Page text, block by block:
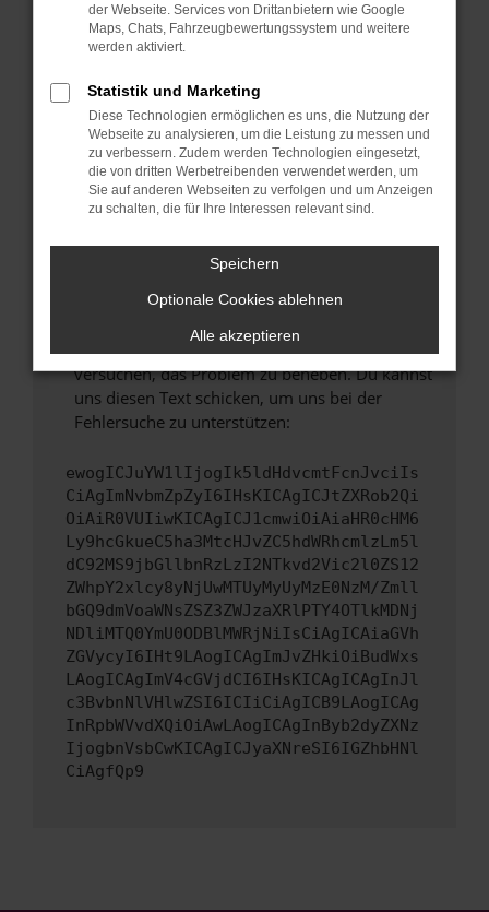
Fenster?
Starte dein Gerät neu.
Probleme zu beheben.
Stelle sicher, dass dein Browser und dein
Betriebssystem auf dem neuesten Stand
sind.
Veraltete Software birgt nicht nur ein
Sicherheitsrisiko, sondern kann auch dazu
führen, dass bestimmte Funktionen nicht mehr
unterstützt werden.
Wende dich an den Webseitenbetreiber.
Wenn du alle oben genannten Schritte versucht
hast, kontaktiere uns bitte. Wir werden
versuchen, das Problem zu beheben. Du kannst
uns diesen Text schicken, um uns bei der
Fehlersuche zu unterstützen:
ewogICJuYW1lIjogIk5ldHdvcmtFcnJvciIs
CiAgImNvbmZpZyI6IHsKICAgICJtZXRob2Qi
OiAiR0VUIiwKICAgICJ1cmwiOiAiaHR0cHM6
Ly9hcGkueC5ha3MtcHJvZC5hdWRhcmlzLm5l
dC92MS9jbGllbnRzLzI2NTkvd2Vic2l0ZS12
ZWhpY2xlcy8yNjUwMTUyMyUyMzE0NzM/Zmll
bGQ9dmVoaWNsZSZ3ZWJzaXRlPTY4OTlkMDNj
NDliMTQ0YmU0ODBlMWRjNiIsCiAgICAiaGVh
ZGVycyI6IHt9LAogICAgImJvZHkiOiBudWxs
LAogICAgImV4cGVjdCI6IHsKICAgICAgInJl
c3BvbnNlVHlwZSI6ICIiCiAgICB9LAogICAg
InRpbWVvdXQiOiAwLAogICAgInByb2dyZXNz
IjogbnVsbCwKICAgICJyaXNreSI6IGZhbHNl
CiAgfQp9
der Webseite. Services von Drittanbietern wie Google
Maps, Chats, Fahrzeugbewertungssystem und weitere
werden aktiviert.
Statistik und Marketing
Diese Technologien ermöglichen es uns, die Nutzung der
Webseite zu analysieren, um die Leistung zu messen und
zu verbessern. Zudem werden Technologien eingesetzt,
die von dritten Werbetreibenden verwendet werden, um
Sie auf anderen Webseiten zu verfolgen und um Anzeigen
zu schalten, die für Ihre Interessen relevant sind.
Speichern
Optionale Cookies ablehnen
Alle akzeptieren